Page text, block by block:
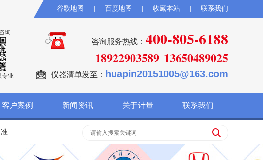
谷歌地图 百度地图 收藏本站 联系我们
询
专业
咨询服务热线： 400-805-6188
18922903589 13650489025
仪器清单发至： huapin20151005@163.com
客户案例 新闻资讯 关于计量 联系我们